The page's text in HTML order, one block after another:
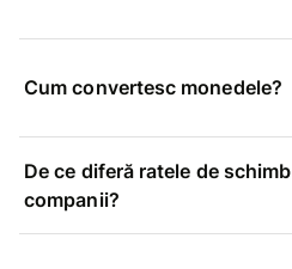
Cum convertesc monedele?
De ce diferă ratele de
companii?